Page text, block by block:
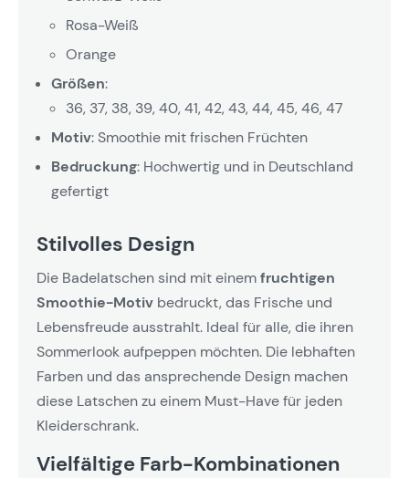
Rosa-Weiß
Orange
Größen:
36, 37, 38, 39, 40, 41, 42, 43, 44, 45, 46, 47
Motiv: Smoothie mit frischen Früchten
Bedruckung: Hochwertig und in Deutschland
gefertigt
Stilvolles Design
Die Badelatschen sind mit einemfruchtigen
Smoothie-Motiv bedruckt, das Frische und
Lebensfreude ausstrahlt. Ideal für alle, die ihren
Sommerlook aufpeppen möchten. Die lebhaften
Farben und das ansprechende Design machen
diese Latschen zu einem Must-Have für jeden
Kleiderschrank.
Vielfältige Farb-Kombinationen